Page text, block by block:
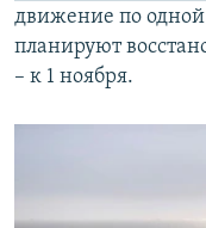
движение по одной
планируют
– к 1 ноября.